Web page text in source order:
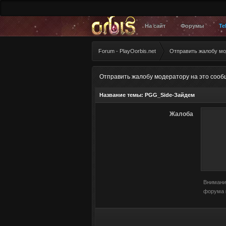
На сайт Форумы
Forum - PlayOorbis.net Отправить жалобу
Отправить жалобу модератору на это
Название темы: PGG_Side-Зайдем
Жалоба
форума